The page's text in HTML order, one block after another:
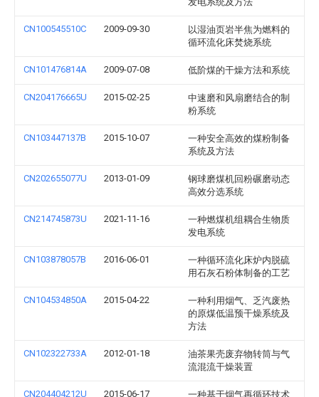
CN100545510C 2009-09-30
以湿油页岩半焦为燃料的
循环流化床焚烧系统
CN101476814A 2009-07-08 低阶煤的干燥方法和系统
CN204176665U 2015-02-25
中速磨和风扇磨结合的制
粉系统
CN103447137B 2015-10-07
一种安全高效的煤粉制备
系统及方法
CN202655077U 2013-01-09
钢球磨煤机回粉碾磨动态
高效分选系统
CN214745873U 2021-11-16
一种燃煤机组耦合生物质
发电系统
CN103878057B 2016-06-01
一种循环流化床炉内脱硫
用石灰石粉体制备的工艺
CN104534850A 2015-04-22
一种利用烟气、乏汽废热
的原煤低温预干燥系统及
方法
CN102322733A 2012-01-18
油茶果壳废弃物转筒与气
流混流干燥装置
CN204404212U 2015-06-17
一种基于烟气再循环技术